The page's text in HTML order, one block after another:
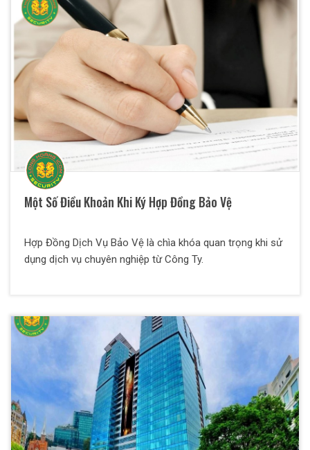
làm thế nào để lựa chọn được công ty bảo vệ uy tín, chất
lượng? Ở bài viết này, Bảo Vệ Thiên Long Hoàng sẽ giúp
quý vị có cái nhìn toàn diện nhất về dịch vụ này.
Một Số Điều Khoản Khi Ký Hợp Đồng Bảo Vệ
Hợp Đồng Dịch Vụ Bảo Vệ là chìa khóa quan trọng khi sử
dụng dịch vụ chuyên nghiệp từ Công Ty.